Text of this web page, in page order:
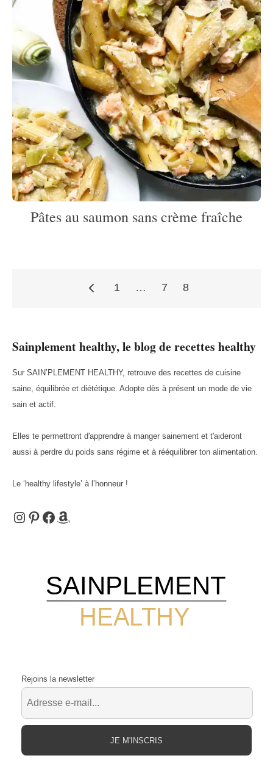
Pâtes au saumon sans crème fraîche
des
publications
1 … 7 8
Sainplement healthy, le blog de recettes healthy
Sur SAIN’PLEMENT HEALTHY, retrouve des recettes de cuisine
saine, équilibrée et diététique. Adopte dès à présent un mode de vie
sain et actif.
Elles te permettront d'apprendre à manger sainement et t'aideront
aussi à perdre du poids sans régime et à rééquilibrer ton alimentation.
Le ‘healthy lifestyle’ à l’honneur !
Instagram
Pinterest
Facebook
Amazon
HEALTHY
SAINPLEMENT
Rejoins la newsletter
JE M'INSCRIS